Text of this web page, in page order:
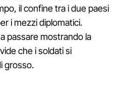
il confine tra i due paesi
i mezzi diplomatici.
passare mostrando la
che i soldati si
grosso.